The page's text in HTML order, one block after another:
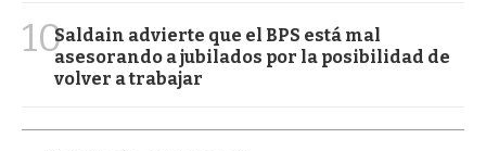
10Saldain advierte que el BPS está mal
asesorando a jubilados por la posibilidad de
volver a trabajar